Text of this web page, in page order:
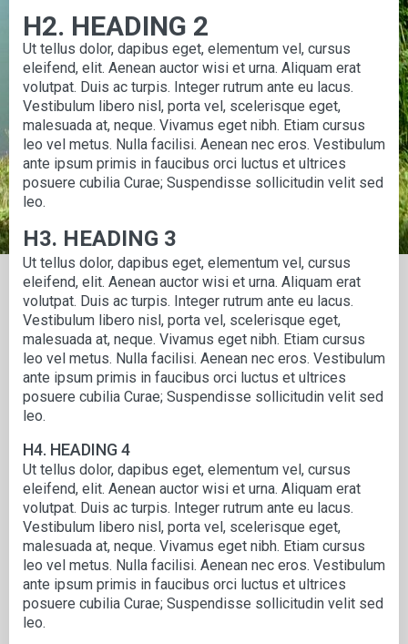
H2. HEADING 2
Ut tellus dolor, dapibus eget, elementum vel, cursus
eleifend, elit. Aenean auctor wisi et urna. Aliquam erat
volutpat. Duis ac turpis. Integer rutrum ante eu lacus.
Vestibulum libero nisl, porta vel, scelerisque eget,
malesuada at, neque. Vivamus eget nibh. Etiam cursus
leo vel metus. Nulla facilisi. Aenean nec eros. Vestibulum
ante ipsum primis in faucibus orci luctus et ultrices
posuere cubilia Curae; Suspendisse sollicitudin velit sed
leo.
H3. HEADING 3
Ut tellus dolor, dapibus eget, elementum vel, cursus
eleifend, elit. Aenean auctor wisi et urna. Aliquam erat
volutpat. Duis ac turpis. Integer rutrum ante eu lacus.
Vestibulum libero nisl, porta vel, scelerisque eget,
malesuada at, neque. Vivamus eget nibh. Etiam cursus
leo vel metus. Nulla facilisi. Aenean nec eros. Vestibulum
ante ipsum primis in faucibus orci luctus et ultrices
posuere cubilia Curae; Suspendisse sollicitudin velit sed
leo.
H4. HEADING 4
Ut tellus dolor, dapibus eget, elementum vel, cursus
eleifend, elit. Aenean auctor wisi et urna. Aliquam erat
volutpat. Duis ac turpis. Integer rutrum ante eu lacus.
Vestibulum libero nisl, porta vel, scelerisque eget,
malesuada at, neque. Vivamus eget nibh. Etiam cursus
leo vel metus. Nulla facilisi. Aenean nec eros. Vestibulum
ante ipsum primis in faucibus orci luctus et ultrices
posuere cubilia Curae; Suspendisse sollicitudin velit sed
leo.